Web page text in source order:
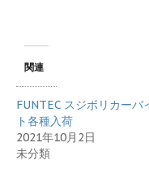
T
t
r
で
共
有
(
新
る
ク
関連
FUNTEC スジボリカーバ
ト各種入荷
2021年10月2日
未分類